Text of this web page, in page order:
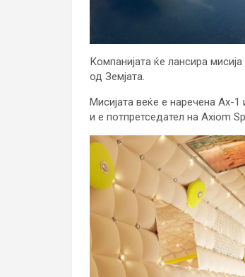
Компанијата ќе лансира
од Земјата.
Мисијата веќе е наречена Ax-
и е потпретседател на Axiom